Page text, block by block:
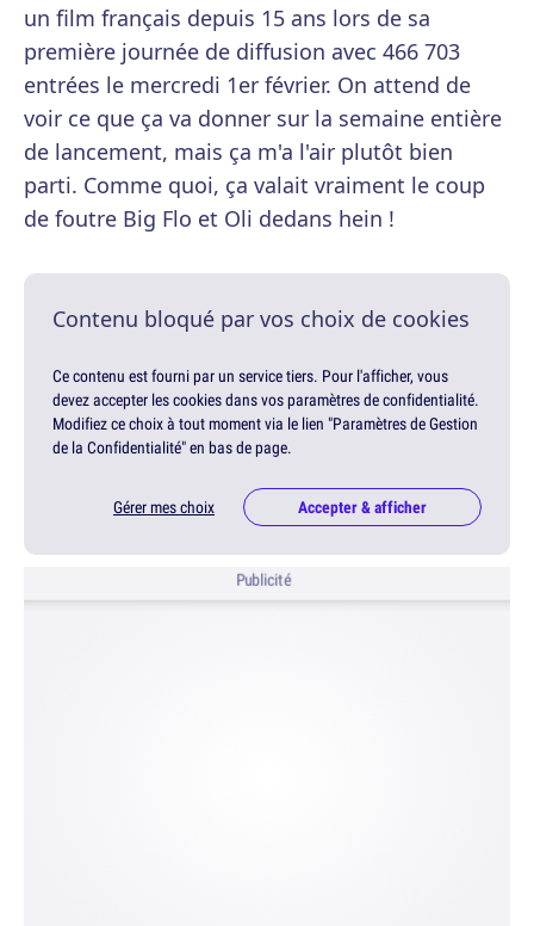
un film français depuis 15 ans lors de sa
première journée de diffusion avec 466 703
entrées le mercredi 1er février. On attend de
voir ce que ça va donner sur la semaine entière
de lancement, mais ça m'a l'air plutôt bien
parti. Comme quoi, ça valait vraiment le coup
de foutre Big Flo et Oli dedans hein !
Contenu bloqué par vos choix de cookies
Ce contenu est fourni par un service tiers. Pour l'afficher, vous
devez accepter les cookies dans vos paramètres de confidentialité.
Modifiez ce choix à tout moment via le lien "Paramètres de Gestion
de la Confidentialité" en bas de page.
Gérer mes choix Accepter & afficher
Publicité